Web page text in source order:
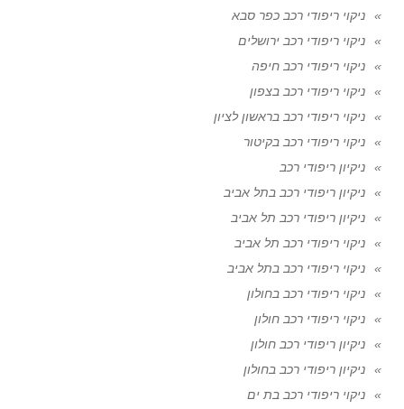
ניקוי ריפודי רכב כפר סבא
ניקוי ריפודי רכב ירושלים
ניקוי ריפודי רכב חיפה
ניקוי ריפודי רכב בצפון
ניקוי ריפודי רכב בראשון לציון
ניקוי ריפודי רכב בקיטור
ניקיון ריפודי רכב
ניקיון ריפודי רכב בתל אביב
ניקיון ריפודי רכב תל אביב
ניקוי ריפודי רכב תל אביב
ניקוי ריפודי רכב בתל אביב
ניקוי ריפודי רכב בחולון
ניקוי ריפודי רכב חולון
ניקיון ריפודי רכב חולון
ניקיון ריפודי רכב בחולון
ניקוי ריפודי רכב בת ים